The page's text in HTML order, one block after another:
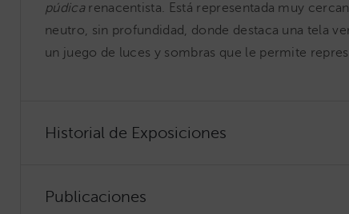
púdica renacentista. Está representada muy
neutro, sin profundidad, donde destaca una tela
un juego de luces y sombras que le permite
Historial de Exposiciones
Publicaciones